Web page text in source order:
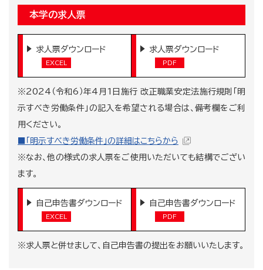
本学の求人票
求人票ダウンロード 求人票ダウンロード
※2024（令和6）年4月1日施行 改正職業安定法施行規則「明
示すべき労働条件」の記入を希望される場合は、備考欄をご利
用ください。
■「明示すべき労働条件」の詳細はこちらから
※なお、他の様式の求人票をご使用いただいても結構でござい
ます。
自己申告書ダウンロード 自己申告書ダウンロード
※求人票と併せまして、自己申告書の提出をお願いいたします。